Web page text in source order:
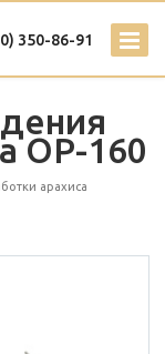
350-86-91
ОР-160
арахиса